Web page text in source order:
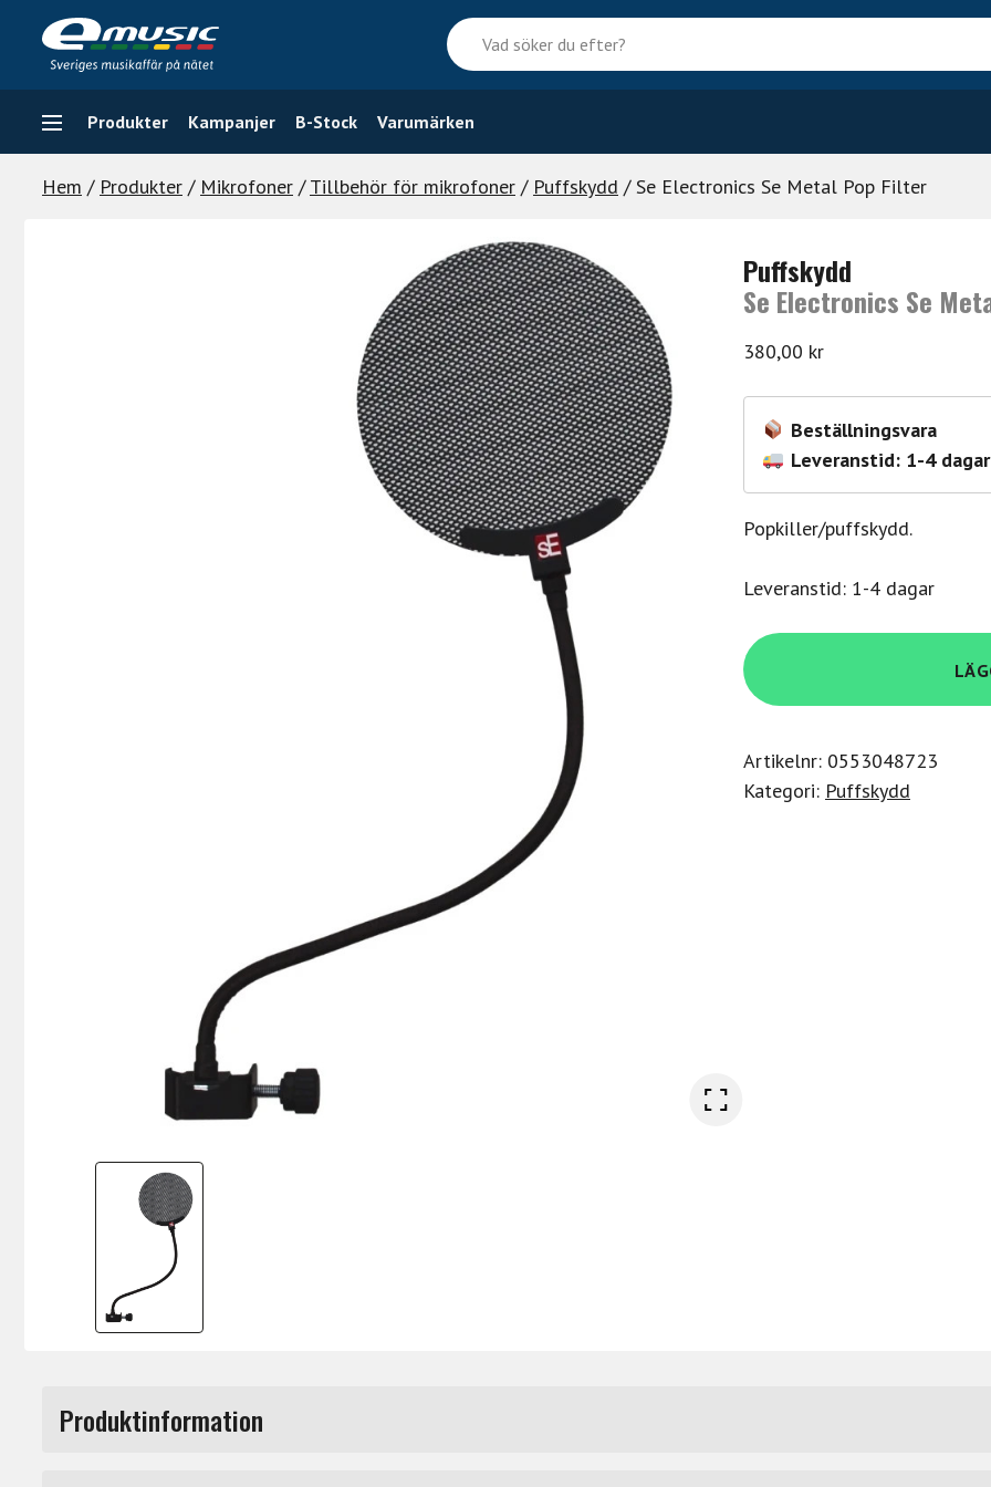
content
Vad
söker
du
efter?
Produkter Kampanjer B-Stock Varumärken
Hem / Produkter / Mikrofoner /Tillbehör för mikrofoner / Puffskydd / Se Electronics Se Metal Pop Filter
Puffskydd
Se Electronics Se
380,00 kr
Beställningsvara
Leveranstid: 1-4 dagar
Popkiller/puffskydd.
Leveranstid: 1-4 dagar
Se
Electronics
Se
Pop
Filter
Artikelnr: 0553048723
Kategori: Puffskydd
Produktinformation